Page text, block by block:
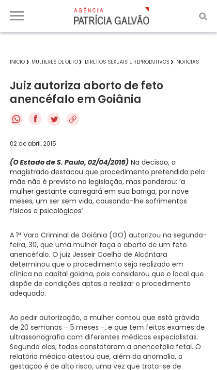
INÍCIO MULHERES DE OLHO DIREITOS SEXUAIS E REPRODUTIVOS NOTÍCIAS
Juiz autoriza aborto de feto
anencéfalo em Goiânia
f
02 de abril, 2015
(O Estado de S. Paulo, 02/04/2015) Na decisão, o
magistrado destacou que procedimento pretendido pela
mãe não é previsto na legislação, mas ponderou: ‘a
mulher gestante carregará em sua barriga, por nove
meses, um ser sem vida, causando-lhe sofrimentos
físicos e psicológicos’
A 1ª Vara Criminal de Goiânia (GO) autorizou na segunda-
feira, 30, que uma mulher faça o aborto de um feto
anencéfalo. O juiz Jesseir Coelho de Alcântara
determinou que o procedimento seja realizado em
clínica na capital goiana, pois considerou que o local que
dispõe de condições aptas a realizar o procedimento
adequado.
Ao pedir autorização, a mulher contou que está grávida
de 20 semanas – 5 meses -, e que tem feitos exames de
ultrassonografia com diferentes médicos especialistas.
Segundo elas, todos constataram a anencefalia fetal. O
relatório médico atestou que, além da anomalia, a
gestação é de alto risco, uma vez que trata-se de